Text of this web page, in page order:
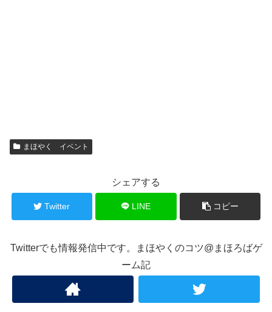
まほやく イベント
シェアする
Twitter LINE コピー
Twitterでも情報発信中です。まほやくのコツ@まほろばゲ
ーム記